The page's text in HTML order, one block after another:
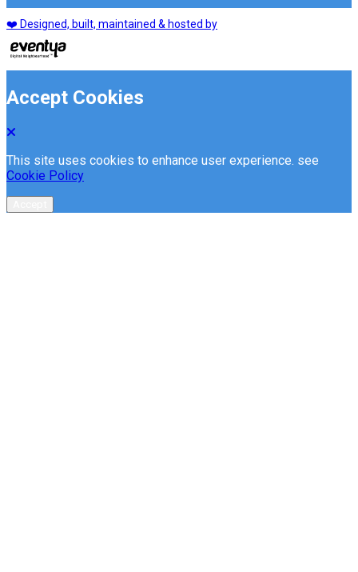
❤️ Designed, built, maintained & hosted by
Accept Cookies
This site uses cookies to enhance user experience. see
Cookie Policy